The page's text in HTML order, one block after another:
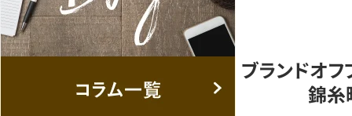
ブランドオ
錦糸